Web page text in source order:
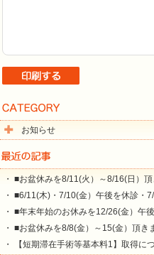
お知らせ
・ ■お盆休みを8/11(火）～8/16(日）頂
・ ■6/11(木)・7/10(金）午後を休診・
・ ■年末年始のお休みを12/26(金）午
・ ■お盆休みを8/8(金）～15(金）頂き
・ 【短期滞在手術等基本料1】取得に